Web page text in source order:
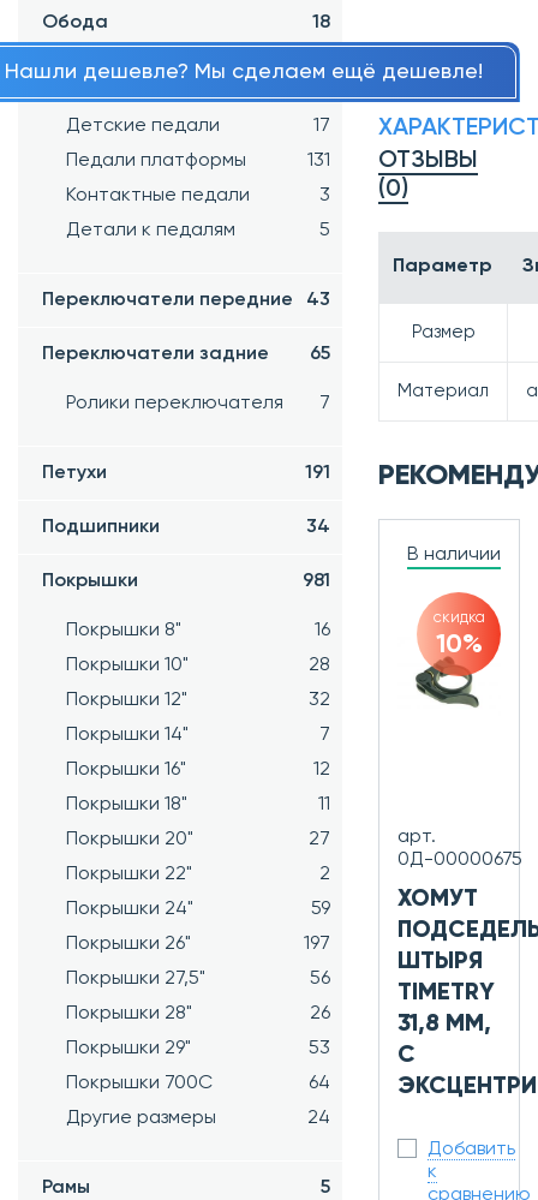
Обода 18
Педали 162
Детские педали
17
Педали платформы
131
Контактные педали
3
Детали к педалям
5
Переключатели передние 43
Переключатели задние 65
Ролики переключателя 7
Петухи 191
Подшипники 34
Покрышки 981
Покрышки 8"
16
Покрышки 10"
28
Покрышки 12"
32
Покрышки 14"
7
Покрышки 16"
12
Покрышки 18"
11
Покрышки 20"
27
Покрышки 22"
2
Покрышки 24"
59
Покрышки 26"
197
Покрышки 27,5"
56
Покрышки 28"
26
Покрышки 29"
53
Покрышки 700C
64
Другие размеры
24
Рамы 5
Нашли дешевле? Мы сделаем ещё дешевле!
ОТЗЫВЫ
(0)
Параметр
Размер
Материал
В наличии
скидка
10%
арт.
0Д-00000675
ХОМУТ
ШТЫРЯ
TIMETRY
31,8 ММ,
С
Добавить
к
сравнению